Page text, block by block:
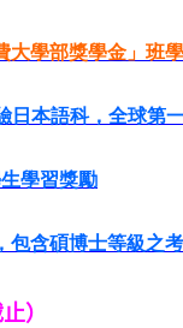
大學部獎學金」班學
日本語科，全球第
學習獎勵
包含碩博士等級之考
）